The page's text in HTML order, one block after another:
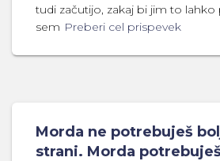
tudi začutijo, zakaj bi jim to
sem Preberi cel prispevek
Morda ne potrebuješ
strani. Morda